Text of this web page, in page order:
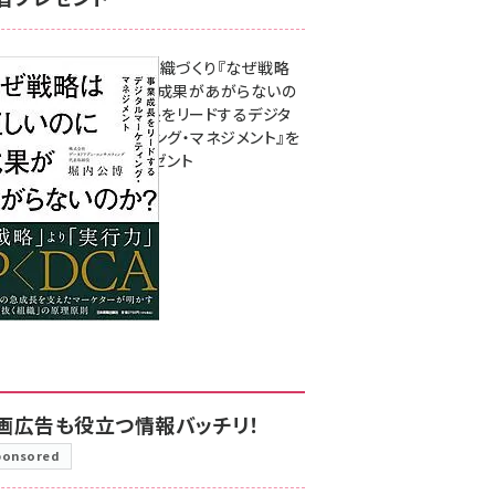
成果を生む組織づくり『なぜ戦略
は正しいのに成果があがらないの
か？ 事業成長をリードするデジタ
ルマーケティング・マネジメント』を
3名様にプレゼント
8月7日 10:00
広告も役立つ情報バッチリ！